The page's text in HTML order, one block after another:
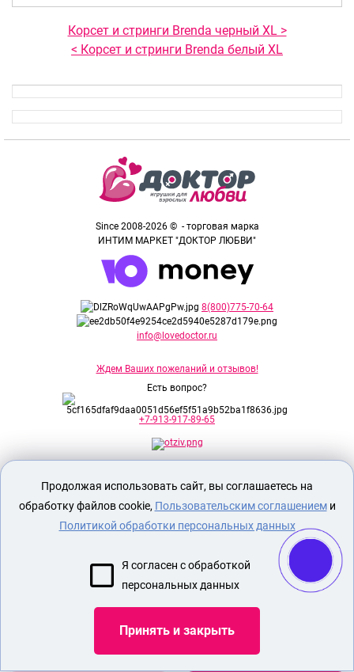
Корсет и стринги Brenda черный XL >
< Корсет и стринги Brenda белый XL
Since 2008-2026 © - торговая марка
ИНТИМ МАРКЕТ "ДОКТОР ЛЮБВИ"
8(800)775-70-64
info@lovedoctor.ru
Ждем Ваших пожеланий и отзывов!
Есть вопрос?
+7-913-917-89-65
исключительно для лиц старше 18 лет!
Евразийского соответствия.
ОПЛАТА И ДОСТАВКА
СЕКС ИГРУШКИ
БДСМ ИГРУШКИ
НАСАДКА ДЛЯ СТИМУЛЯЦИИ ЧЛЕНА
Продолжая использовать сайт, вы соглашаетесь на
обработку файлов cookie, Пользовательским соглашениеми
Политикой обработки персональных данных
Я согласен с обработкой
персональных данных
Принять и закрыть